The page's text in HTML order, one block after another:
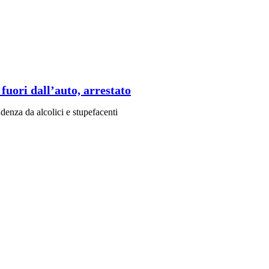
fuori dall’auto, arrestato
da alcolici e stupefacenti